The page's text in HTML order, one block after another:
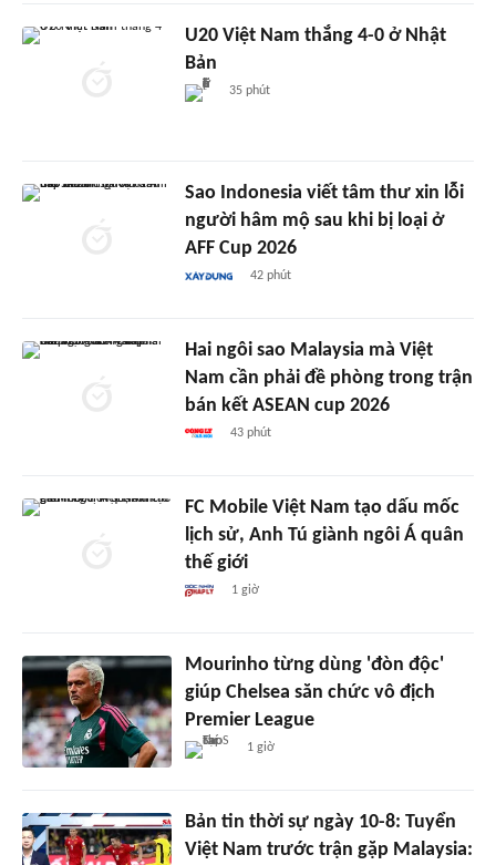
U20 Việt Nam thắng 4-0 ở Nhật
Bản
35 phút
Sao Indonesia viết tâm thư xin lỗi
người hâm mộ sau khi bị loại ở
AFF Cup 2026
42 phút
Hai ngôi sao Malaysia mà Việt
Nam cần phải đề phòng trong trận
bán kết ASEAN cup 2026
43 phút
FC Mobile Việt Nam tạo dấu mốc
lịch sử, Anh Tú giành ngôi Á quân
thế giới
1 giờ
Mourinho từng dùng 'đòn độc'
giúp Chelsea săn chức vô địch
Premier League
1 giờ
Bản tin thời sự ngày 10-8: Tuyển
Việt Nam trước trận gặp Malaysia: